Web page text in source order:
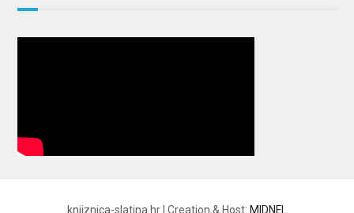
knjiznica-slatina.hr | Creation & Host: MIDNEL